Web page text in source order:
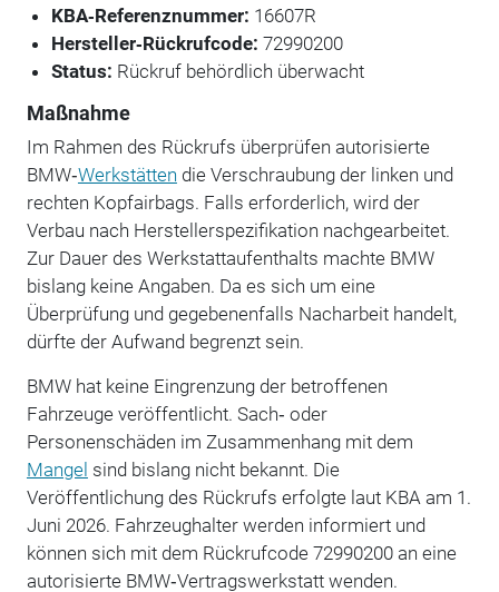
KBA‑Referenznummer: 16607R
Hersteller‑Rückrufcode: 72990200
Status: Rückruf behördlich überwacht
Maßnahme
Im Rahmen des Rückrufs überprüfen autorisierte
BMW‑Werkstätten die Verschraubung der linken und
rechten Kopfairbags. Falls erforderlich, wird der
Verbau nach Herstellerspezifikation nachgearbeitet.
Zur Dauer des Werkstattaufenthalts machte BMW
bislang keine Angaben. Da es sich um eine
Überprüfung und gegebenenfalls Nacharbeit handelt,
dürfte der Aufwand begrenzt sein.
BMW hat keine Eingrenzung der betroffenen
Fahrzeuge veröffentlicht. Sach‑ oder
Personenschäden im Zusammenhang mit dem
Mangel sind bislang nicht bekannt. Die
Veröffentlichung des Rückrufs erfolgte laut KBA am 1.
Juni 2026. Fahrzeughalter werden informiert und
können sich mit dem Rückrufcode 72990200 an eine
autorisierte BMW‑Vertragswerkstatt wenden.